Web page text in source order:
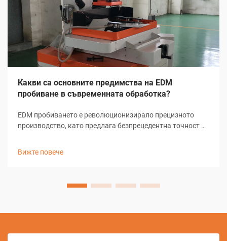
Какви са основните предимства на EDM
пробиване в съвременната обработка?
EDM пробиването е революционизирало прецизното
производство, като предлага безпрецедентна точност и
Вижте повече